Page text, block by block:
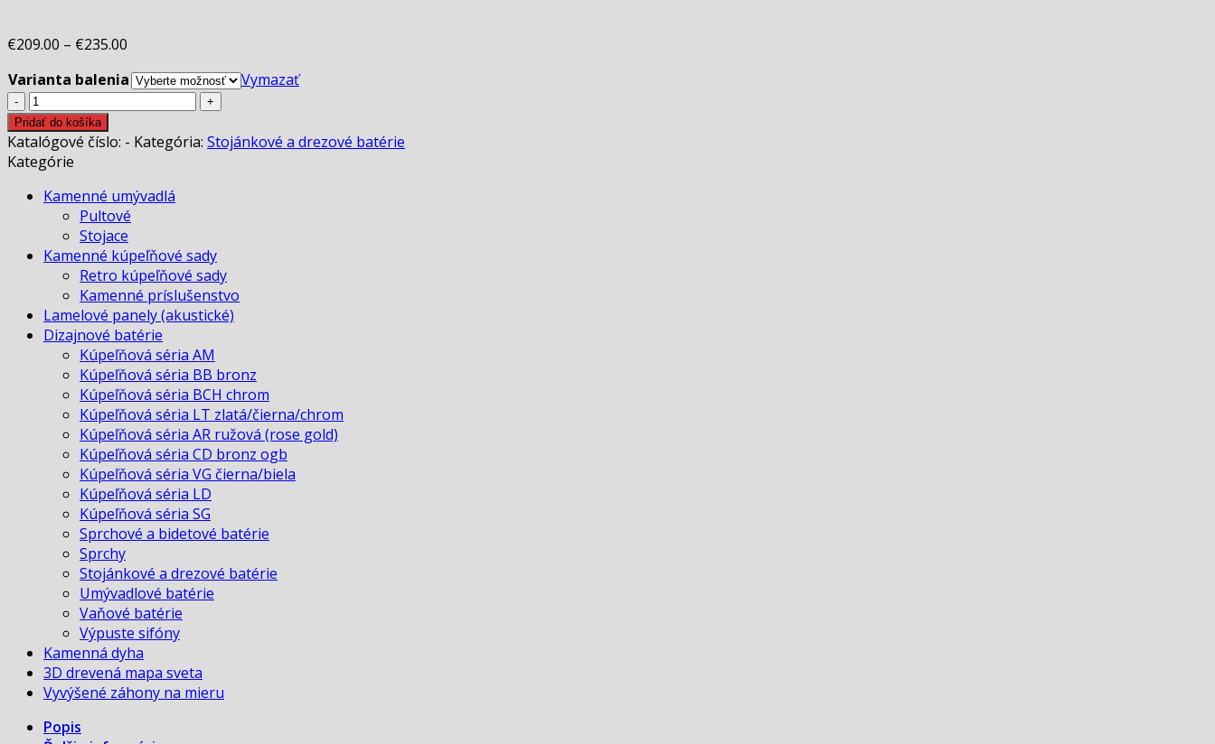
€209.00 – €235.00
Varianta balenia
Vymazať
množstvo
Drezová
batéria
Black
so
sprchou
Pridať do košíka
Katalógové číslo: - Kategória: Stojánkové a drezové batérie
Kategórie
Kamenné umývadlá
Pultové
Stojace
Kamenné kúpeľňové sady
Retro kúpeľňové sady
Kamenné príslušenstvo
Lamelové panely (akustické)
Dizajnové batérie
Kúpeľňová séria AM
Kúpeľňová séria BB bronz
Kúpeľňová séria BCH chrom
Kúpeľňová séria LT zlatá/čierna/chrom
Kúpeľňová séria AR ružová (rose gold)
Kúpeľňová séria CD bronz ogb
Kúpeľňová séria VG čierna/biela
Kúpeľňová séria LD
Kúpeľňová séria SG
Sprchové a bidetové batérie
Sprchy
Stojánkové a drezové batérie
Umývadlové batérie
Vaňové batérie
Výpuste sifóny
Kamenná dyha
3D drevená mapa sveta
Vyvýšené záhony na mieru
Popis